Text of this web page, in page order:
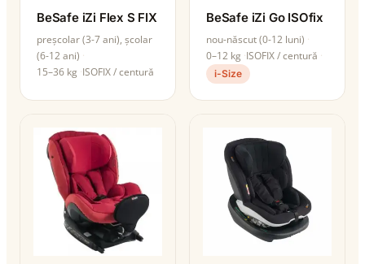
BeSafe iZi Flex S FIX
preșcolar (3-7 ani), școlar
(6-12 ani)
15–36 kg ISOFIX / centură
BeSafe iZi Go ISOfix
nou-născut (0-12 luni)
0–12 kg ISOFIX / centură
i-Size